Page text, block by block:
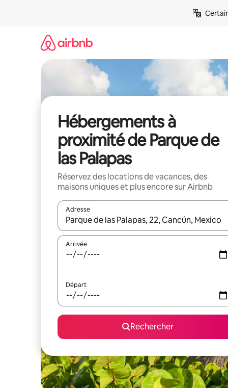
Hébergements à
proximité de Parque de
las Palapas
Réservez des locations de vacances, des
maisons uniques et plus encore sur Airbnb
Adresse
Lorsque les résultats s'affichent, utilisez les
Arrivée
Départ
Rechercher